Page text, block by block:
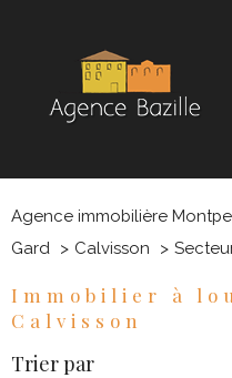
Agence immobilière
Gard
Calvisson
Immobilier à
Calvisson
Trier par